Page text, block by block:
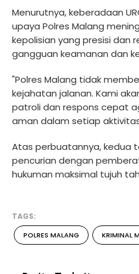
Menurutnya, keberadaan
upaya Polres Malang
kepolisian yang presisi dan
gangguan keamanan dan
"Polres Malang tidak
kejahatan jalanan. Kami
patroli dan respons cepat
aman dalam setiap
Atas perbuatannya, kedua
pencurian dengan
hukuman maksimal tujuh
TAGS:
POLRES MALANG KRIMINAL